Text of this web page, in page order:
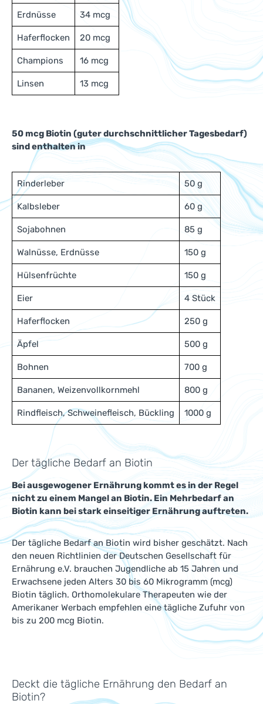
Erdnüsse 34 mcg
Haferflocken 20 mcg
Champions 16 mcg
Linsen 13 mcg
50 mcg Biotin (guter durchschnittlicher Tagesbedarf)
sind enthalten in
Rinderleber 50 g
Kalbsleber 60 g
Sojabohnen 85 g
Walnüsse, Erdnüsse 150 g
Hülsenfrüchte 150 g
Eier 4 Stück
Haferflocken 250 g
Äpfel 500 g
Bohnen 700 g
Bananen, Weizenvollkornmehl 800 g
Rindfleisch, Schweinefleisch, Bückling 1000 g
Der tägliche Bedarf an Biotin
Bei ausgewogener Ernährung kommt es in der Regel
nicht zu einem Mangel an Biotin. Ein Mehrbedarf an
Biotin kann bei stark einseitiger Ernährung auftreten.
Der tägliche Bedarf an Biotin wird bisher geschätzt. Nach
den neuen Richtlinien der Deutschen Gesellschaft für
Ernährung e.V. brauchen Jugendliche ab 15 Jahren und
Erwachsene jeden Alters 30 bis 60 Mikrogramm (mcg)
Biotin täglich. Orthomolekulare Therapeuten wie der
Amerikaner Werbach empfehlen eine tägliche Zufuhr von
bis zu 200 mcg Biotin.
Deckt die tägliche Ernährung den Bedarf an
Biotin?